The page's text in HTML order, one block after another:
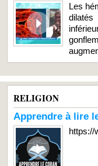
Les
RELIGION
Apprendre à lire
https://